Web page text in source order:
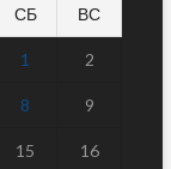
СБ ВС
1 2
8 9
15 16